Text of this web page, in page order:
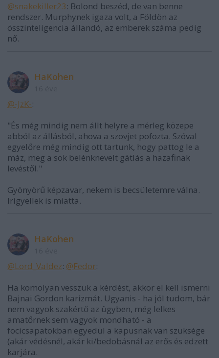
@snakekiller23: Bolond beszéd, de van benne
rendszer. Murphynek igaza volt, a Földön az
összinteligencia állandó, az emberek száma pedig
nő.
HaKohen
@-JzK-:
"És még mindig nem állt helyre a mérleg közepe
abból az állásból, ahova a szovjet pofozta. Szóval
egyelőre még mindig ott tartunk, hogy pattog le a
máz, meg a sok belénknevelt gátlás a hazafinak
levéstől."
Gyönyörű képzavar, nekem is becsületemre válna.
Irigyellek is miatta.
HaKohen
@Lord_Valdez: @Fedor:
Ha komolyan vesszük a kérdést, akkor el kell ismerni
Bajnai Gordon karizmát. Ugyanis - ha jól tudom, bár
nem vagyok szakértő az ügyben, még lelkes
amatőrnek sem vagyok mondható - a
focicsapatokban egyedül a kapusnak van szüksége
(akár védésnél, akár ki/bedobásnál az erős és edzett
karjára.